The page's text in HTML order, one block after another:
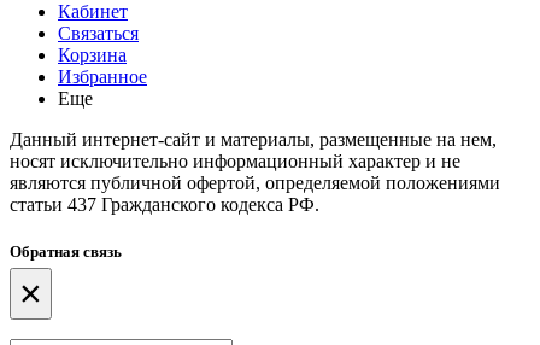
Кабинет
Связаться
Корзина
Избранное
Еще
Данный интернет-сайт и материалы, размещенные на нем,
носят исключительно информационный характер и не
являются публичной офертой, определяемой положениями
статьи 437 Гражданского кодекса РФ.
Обратная связь
×